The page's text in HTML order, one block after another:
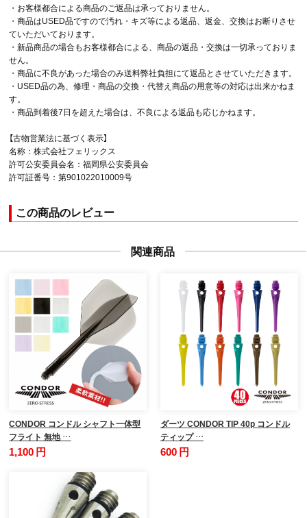
・お客様都合による商品のご返品は承っておりません。
・商品はUSED品ですので汚れ・キズ等による返品、返金、交換はお断りさせ
ていただいております。
・新品商品の場合もお客様都合による、商品の返品・交換は一切承っておりま
せん。
・商品に不良があった場合のみ送料弊社負担にて返品とさせていただきます。
・USED品の為、修理・商品の交換・代替え商品の用意等の対応は出来かねま
す。
・商品到着後7日を超えた場合は、不良による返品も応じかねます。
【古物営業法に基づく表示】
名称：株式会社フェリックス
許可公安委員会名：福岡県公安委員会
許可証番号：第901022010009号
この商品のレビュー
関連商品
CONDOR コンドル シャフト一体型
フライト 無地 …
1,100 円
ダーツ CONDOR TIP 40p コンドル
ティップ …
600 円